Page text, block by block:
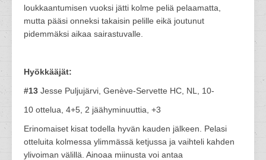
loukkaantumisen vuoksi jätti kolme peliä pelaamatta,
mutta pääsi onneksi takaisin pelille eikä joutunut
pidemmäksi aikaa sairastuvalle.
Hyökkääjät:
#13 Jesse Puljujärvi, Genève-Servette HC, NL, 10-
10 ottelua, 4+5, 2 jäähyminuuttia, +3
Erinomaiset kisat todella hyvän kauden jälkeen. Pelasi
otteluita kolmessa ylimmässä ketjussa ja vaihteli kahden
ylivoiman välillä. Ainoaa miinusta voi antaa